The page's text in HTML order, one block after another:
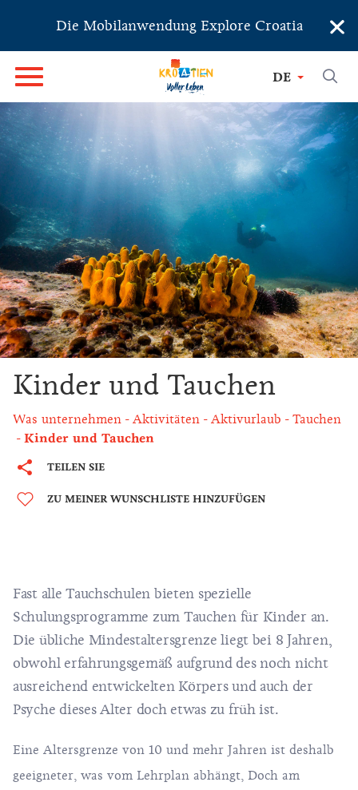
Die Mobilanwendung Explore Croatia ×
DE
Kinder und Tauchen
Was unternehmen Aktivitäten Aktivurlaub Tauchen
Kinder und Tauchen
TEILEN SIE
ZU MEINER WUNSCHLISTE HINZUFÜGEN
Fast alle Tauchschulen bieten spezielle
Schulungsprogramme zum Tauchen für Kinder an.
Die übliche Mindestaltersgrenze liegt bei 8 Jahren,
obwohl erfahrungsgemäß aufgrund des noch nicht
ausreichend entwickelten Körpers und auch der
Psyche dieses Alter doch etwas zu früh ist.
Eine Altersgrenze von 10 und mehr Jahren ist deshalb
geeigneter, was vom Lehrplan abhängt, Doch am